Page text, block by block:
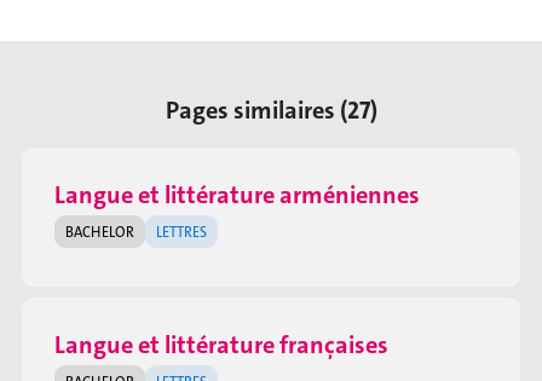
Pages similaires (27)
Langue et littérature arméniennes
BACHELOR LETTRES
Langue et littérature françaises